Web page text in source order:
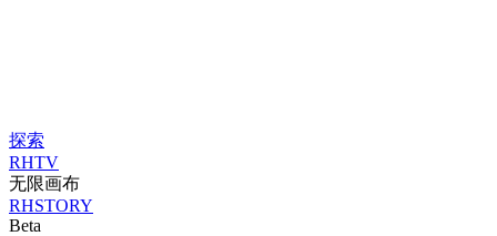
探索
RHTV
无限画布
RHSTORY
Beta